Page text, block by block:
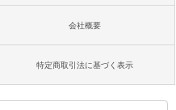
会社概要
特定商取引法に基づく表示